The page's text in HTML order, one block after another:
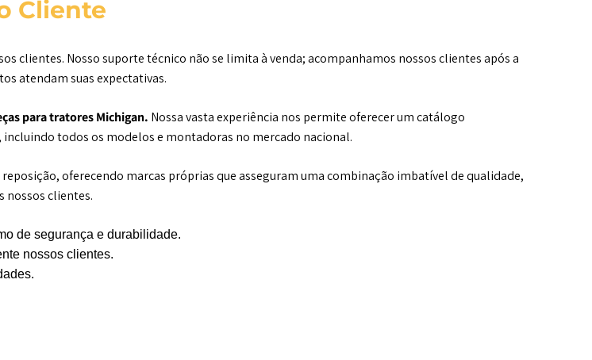
Cliente
clientes. Nosso suporte técnico não se limita à venda; acompanhamos nossos clientes após a
atendam suas expectativas.
para tratores Michigan. Nossa vasta experiência nos permite oferecer um catálogo
todos os modelos e montadoras no mercado nacional.
oferecendo marcas próprias que asseguram uma combinação imbatível de qualidade,
nossos clientes.
de segurança e durabilidade.
nossos clientes.